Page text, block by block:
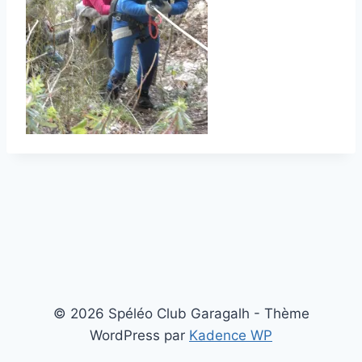
© 2026 Spéléo Club Garagalh - Thème
WordPress par Kadence WP